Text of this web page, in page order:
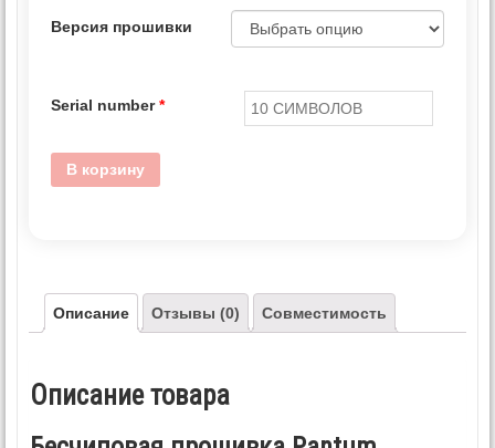
Версия прошивки
Serial number*
В корзину
Описание Отзывы (0) Совместимость
Описание товара